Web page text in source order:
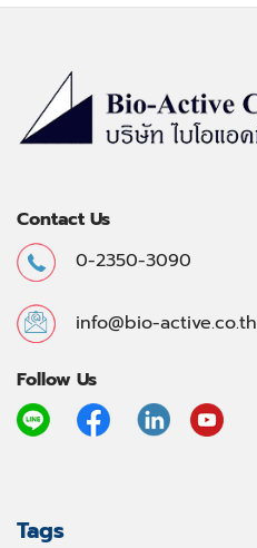
Contact Us
0-2350-3090
info@bio-active.co.th
Follow Us
Tags